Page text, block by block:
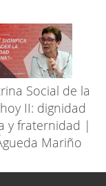
Social de la
II: dignidad
y fraternidad |
Mariño